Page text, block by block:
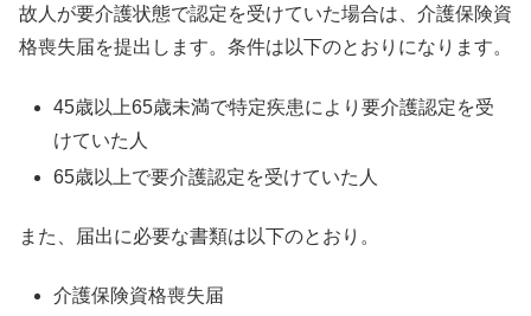
故人が要介護状態で認定を受けていた場合は、介護保険資
格喪失届を提出します。条件は以下のとおりになります。
45歳以上65歳未満で特定疾患により要介護認定を受
けていた人
65歳以上で要介護認定を受けていた人
また、届出に必要な書類は以下のとおり。
介護保険資格喪失届